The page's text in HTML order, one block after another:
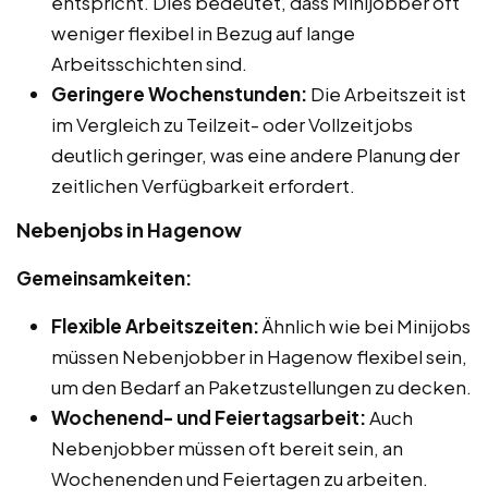
weniger flexibel in Bezug auf lange
Arbeitsschichten sind.
Geringere Wochenstunden: Die Arbeitszeit ist
im Vergleich zu Teilzeit- oder Vollzeitjobs
deutlich geringer, was eine andere Planung der
zeitlichen Verfügbarkeit erfordert.
Nebenjobs in Hagenow
Gemeinsamkeiten:
Flexible Arbeitszeiten:Ähnlich wie bei Minijobs
müssen Nebenjobber in Hagenow flexibel sein,
um den Bedarf an Paketzustellungen zu decken.
Wochenend- und Feiertagsarbeit:Auch
Nebenjobber müssen oft bereit sein, an
Wochenenden und Feiertagen zu arbeiten.